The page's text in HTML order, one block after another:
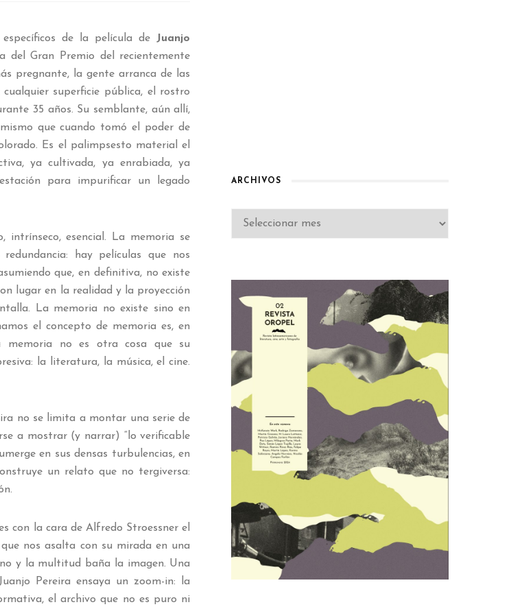
de la película deJuanjo
del Gran Premio del recientemente
pregnante, la gente arranca de las
superficie pública, el rostro
35 años. Su semblante, aún allí,
que cuando tomó el poder de
Es el palimpsesto material el
ya cultivada, ya enrabiada, ya
para impurificar un legado
esencial. La memoria se
hay películas que nos
que, en definitiva, no existe
lugar en la realidad y la proyección
La memoria no existe sino en
el concepto de memoria es, en
memoria no es otra cosa que su
la literatura, la música, el cine.
no se limita a montar una serie de
a mostrar (y narrar) “lo verificable
en sus densas turbulencias, en
un relato que no tergiversa:
con la cara de Alfredo Stroessner el
nos asalta con su mirada en una
y la multitud baña la imagen. Una
Pereira ensaya un zoom-in: la
el archivo que no es puro ni
ARCHIVOS